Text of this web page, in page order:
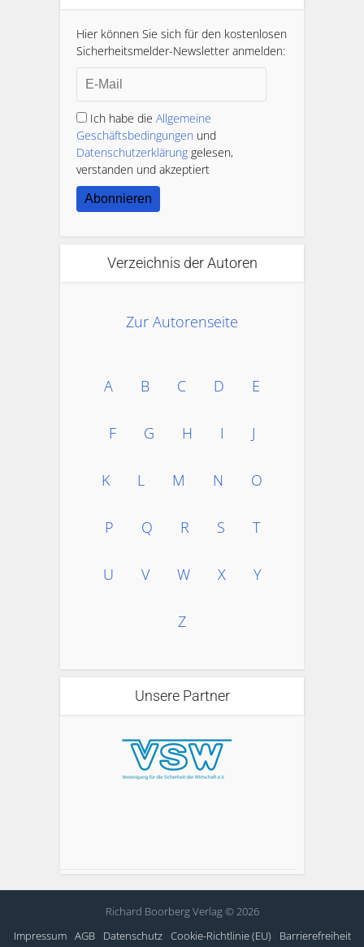
Hier können Sie sich für den kostenlosen
Sicherheitsmelder-Newsletter anmelden:
Ich habe die Allgemeine
Geschäftsbedingungen und
Datenschutzerklärung gelesen,
verstanden und akzeptiert
Abonnieren
Verzeichnis der Autoren
Zur Autorenseite
A B C D E
F G H I J
K L M N O
P Q R S T
U V W X Y
Z
Unsere Partner
Richard Boorberg Verlag © 2026
Impressum AGB Datenschutz Cookie-Richtlinie (EU) Barrierefreiheit